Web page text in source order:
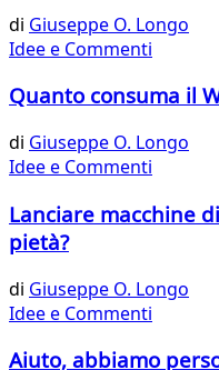
di Giuseppe O. Longo
Idee e Commenti
Quanto consuma il
di Giuseppe O. Longo
Idee e Commenti
Lanciare macchine
pietà?
di Giuseppe O. Longo
Idee e Commenti
Aiuto, abbiamo